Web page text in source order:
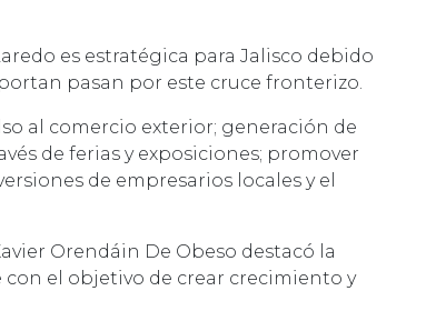
es estratégica para Jalisco debido
pasan por este cruce fronterizo.
al comercio exterior; generación de
de ferias y exposiciones; promover
de empresarios locales y el
Orendáin De Obeso destacó la
el objetivo de crear crecimiento y